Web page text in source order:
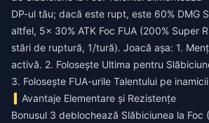
DP-ul tău; dacă este rupt, este 60% DMG
altfel, 5x 30% ATK Foc FUA (200% Super
stări de ruptură, 1/tură). Joacă așa: 1.
activă. 2. Folosește Ultima pentru
3. Folosește FUA-urile Talentului pe
Avantaje Elementare și Rezistențe
Bonusul 3 deblochează Slăbiciunea la Foc